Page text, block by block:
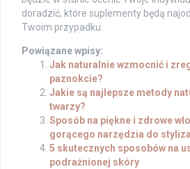
doradzić, które suplementy będą
Twoim przypadku.
Powiązane wpisy:
Jak naturalnie wzmocnić i
paznokcie?
Jakie są najlepsze metody
twarzy?
Sposób na piękne i zdrowe
gorącego narzędzia do
5 skutecznych sposobów na
podrażnionej skóry